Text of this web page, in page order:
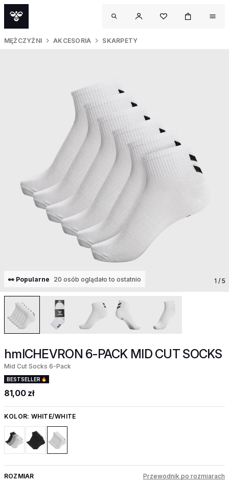
MĘŻCZYŹNI AKCESORIA SKARPETY
👀 Popularne 20 osób oglądało to ostatnio 1 / 5
hmlCHEVRON 6-PACK MID CUT SOCKS
Mid Cut Socks 6-Pack
BESTSELLER
81,00 zł
KOLOR: WHITE/WHITE
ROZMIAR Przewodnik po rozmiarach